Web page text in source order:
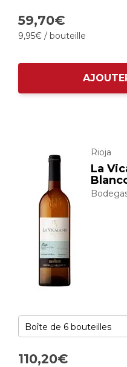
59,70€
9,95€ / bouteille
Rioja
La
110,20€